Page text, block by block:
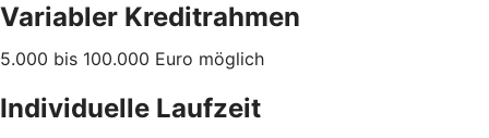
Variabler Kreditrahmen
5.000 bis 100.000 Euro möglich
Individuelle Laufzeit